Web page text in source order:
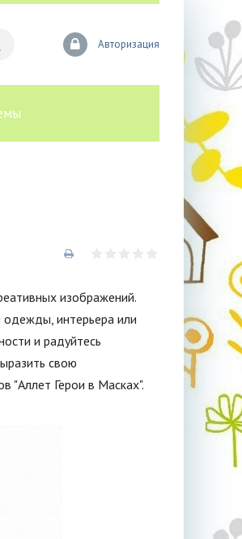
Авторизация
изображений.
одежды, интерьера или
и радуйтесь
свою
"Аллет Герои в Масках".